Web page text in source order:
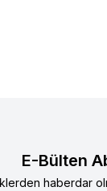
E-Bülten
haberdar